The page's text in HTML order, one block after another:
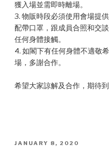
獲入場並需即時離場。
3. 物販時段必須使用會場提
配帶口罩，跟成員合照和交
任何身體接觸。
4. 如閣下有任何身體不適敬
場，多謝合作。
希望大家諒解及合作，期待
POSTED
JANUARY 8, 2020